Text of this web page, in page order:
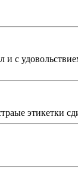
с
этикетки